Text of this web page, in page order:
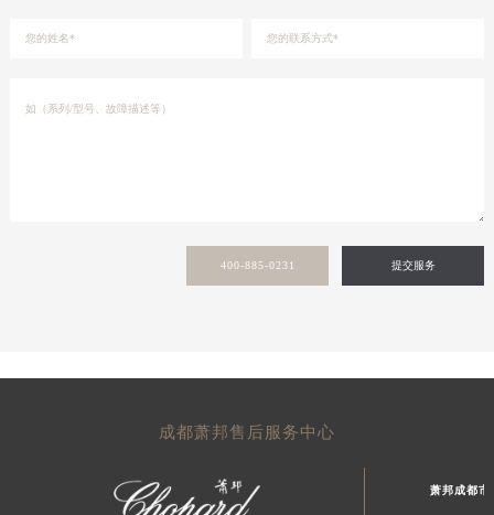
400-885-0231 提交服务
成都萧邦售后服务中心
萧邦成都市